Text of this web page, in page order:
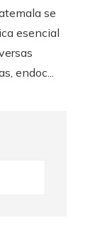
se
esencial
endoc...